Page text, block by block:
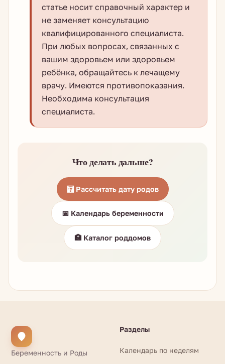
статье носит справочный характер и
не заменяет консультацию
квалифицированного специалиста.
При любых вопросах, связанных с
вашим здоровьем или здоровьем
ребёнка, обращайтесь к лечащему
врачу. Имеются противопоказания.
Необходима консультация
специалиста.
Что делать дальше?
🧮 Рассчитать дату родов
📅 Календарь беременности
🏥 Каталог роддомов
Беременность и Роды
Разделы
Календарь по неделям